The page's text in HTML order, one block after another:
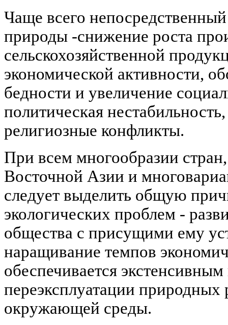
Чаще всего непосредственный
природы -снижение роста
сельскохозяйственной
экономической активности,
бедности и увеличение
политическая
религиозные конфликты.
При всем многообразии
Восточной Азии и
следует выделить общую
экологических проблем -
общества с присущими ему
наращивание темпов
обеспечивается экстенсивным
переэксплуатации природных
окружающей среды.